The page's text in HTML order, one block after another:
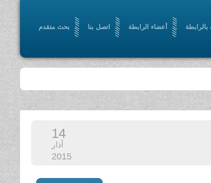
أعضاء الرابطة اتصل بنا بحث متقدم
14
آذار
2015